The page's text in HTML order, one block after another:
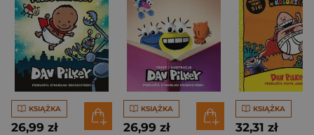
KSIĄŻKA
26,99 zł
KSIĄŻKA
26,99 zł
KSIĄŻKA
32,31 zł